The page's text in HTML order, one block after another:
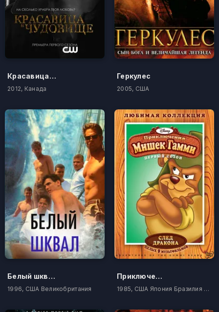
Красавица и чудовище
2012, Канада
Геркулес
2005, США
Белый шквал
1996, США Великобритания
Приключения мишек Гамми
1985, США Япония Бразилия Корея Южная